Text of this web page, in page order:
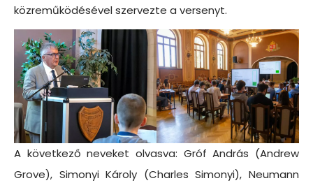
közreműködésével szervezte a versenyt.
A következő neveket olvasva: Gróf András (Andrew
Grove), Simonyi Károly (Charles Simonyi), Neumann